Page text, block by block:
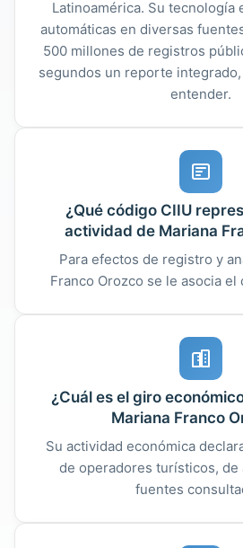
Latinoamérica. Su tecnología
automáticas en diversas
500 millones de registros
segundos un reporte
entender.
¿Qué código CIIU
actividad de Mariana
Para efectos de registro y
Franco Orozco se le asocia el
¿Cuál es el giro
Mariana Franco
Su actividad económica
de operadores turísticos, de
fuentes